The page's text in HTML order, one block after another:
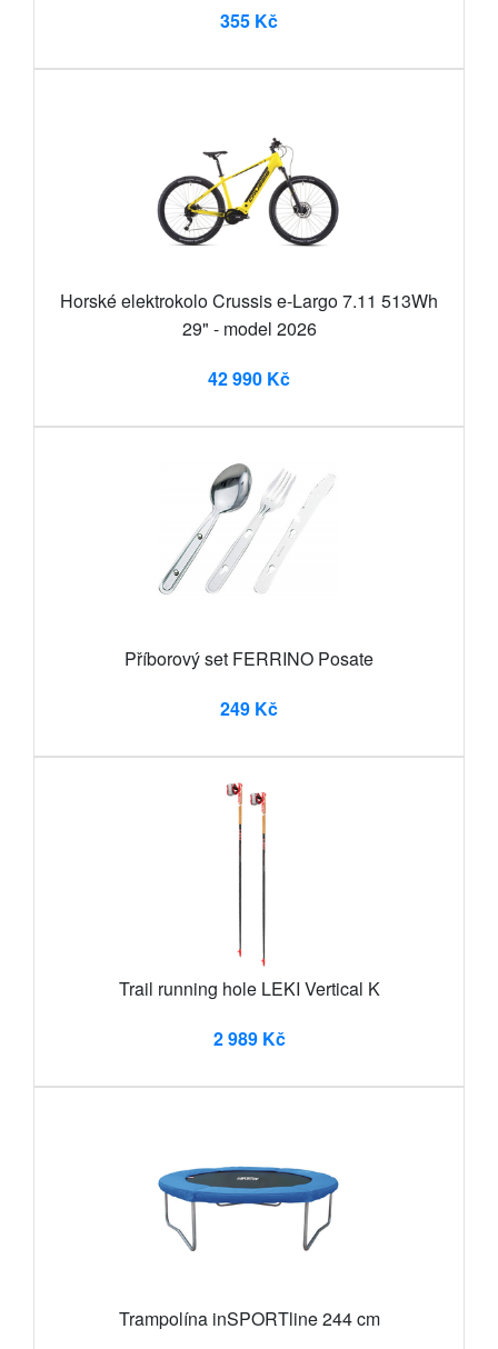
355 Kč
Horské elektrokolo Crussis e-Largo 7.11 513Wh
29" - model 2026
42 990 Kč
Příborový set FERRINO Posate
249 Kč
Trail running hole LEKI Vertical K
2 989 Kč
Trampolína inSPORTline 244 cm